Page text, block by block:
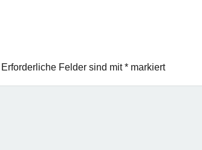
Erforderliche Felder sind mit* markiert